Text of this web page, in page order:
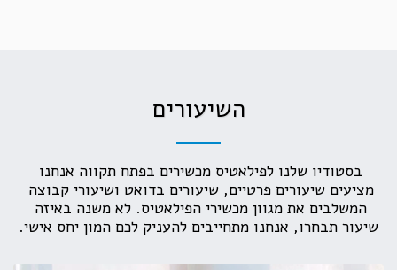
השיעורים
בסטודיו שלנו לפילאטיס מכשירים בפתח תקווה אנחנו
מציעים שיעורים פרטיים, שיעורים בדואט ושיעורי קבוצה
המשלבים את מגוון מכשירי הפילאטיס. לא משנה באיזה
שיעור תבחרו, אנחנו מתחייבים להעניק לכם המון יחס אישי.